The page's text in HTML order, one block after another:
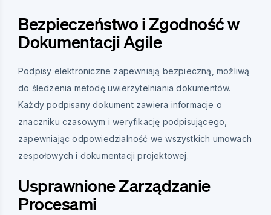
Bezpieczeństwo i Zgodność w
Dokumentacji Agile
Podpisy elektroniczne zapewniają bezpieczną, możliwą
do śledzenia metodę uwierzytelniania dokumentów.
Każdy podpisany dokument zawiera informacje o
znaczniku czasowym i weryfikację podpisującego,
zapewniając odpowiedzialność we wszystkich umowach
zespołowych i dokumentacji projektowej.
Usprawnione Zarządzanie
Procesami